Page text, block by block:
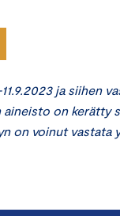
ja siihen
on kerätty
on voinut vastata